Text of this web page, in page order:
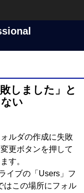
しました」と
い
ルダの作成に失敗
更ボタンを押して
す。
イブの「Users」フ
はこの場所にフォル